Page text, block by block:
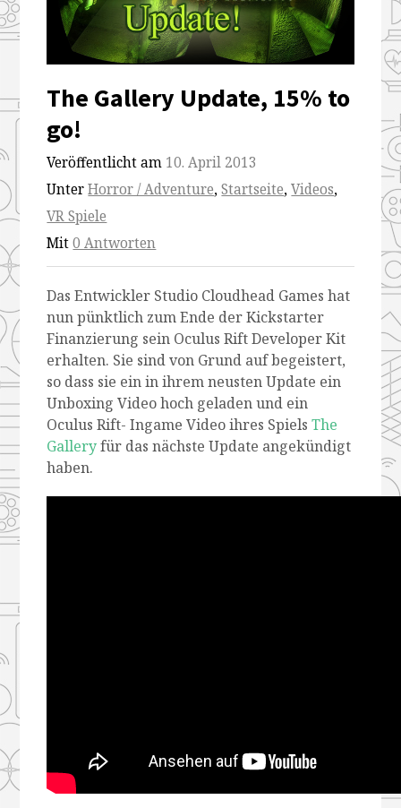
The Gallery Update, 15% to
go!
Veröffentlicht am 10. April 2013
UnterHorror / Adventure,Startseite,Videos,
VR Spiele
Mit0 Antworten
Das Entwickler Studio Cloudhead Games hat
nun pünktlich zum Ende der Kickstarter
Finanzierung sein Oculus Rift Developer Kit
erhalten. Sie sind von Grund auf begeistert,
so dass sie ein in ihrem neusten Update ein
Unboxing Video hoch geladen und ein
Oculus Rift- Ingame Video ihres SpielsThe
Galleryfür das nächste Update angekündigt
haben.